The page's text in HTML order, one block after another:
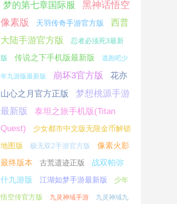
梦的第七章国际服
黑神话悟空
像素版
天羽传奇手游官方版
西普
大陆手游官方版
忍者必须死3最新
版 传说之下手机版最新版 逃跑吧少
年九游版最新版 崩坏3官方版
花亦
山心之月官方正版
梦想桃源手游
最新版
泰坦之旅手机版(Titan
Quest)
少女都市中文版无限金币解锁
地图版
极无双2手游官方版
像素火影
最终版本
古荒遗迹正版
战双帕弥
什九游版
江湖如梦手游最新版 少年
悟空传官方版 九灵神域手游 九灵神域九